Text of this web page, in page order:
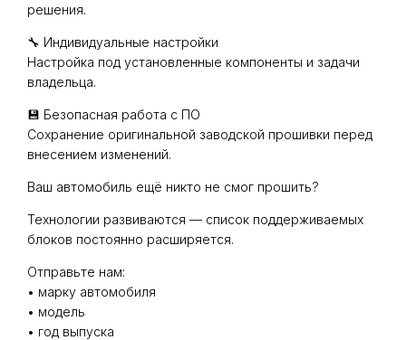
решения.
🔧 Индивидуальные настройки
Настройка под установленные компоненты и задачи
владельца.
💾 Безопасная работа с ПО
Сохранение оригинальной заводской прошивки перед
внесением изменений.
Ваш автомобиль ещё никто не смог прошить?
Технологии развиваются — список поддерживаемых
блоков постоянно расширяется.
Отправьте нам:
• марку автомобиля
• модель
• год выпуска